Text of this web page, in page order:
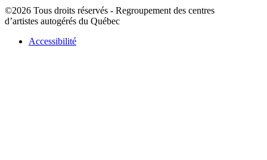
©2026 Tous droits réservés - Regroupement des centres
d’artistes autogérés du Québec
Accessibilité